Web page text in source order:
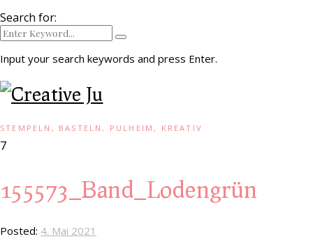
Search for:
Input your search keywords and press Enter.
STEMPELN, BASTELN, PULHEIM, KREATIV
7
155573_Band_Lodengrün
Posted: 4. Mai 2021